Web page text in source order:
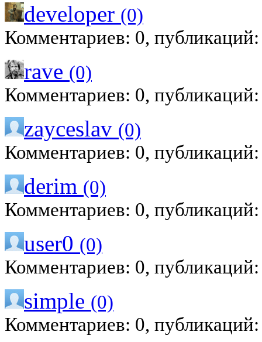
developer (0)
Комментариев: 0,
rave (0)
Комментариев: 0,
zayceslav (0)
Комментариев: 0,
derim (0)
Комментариев: 0,
user0 (0)
Комментариев: 0,
simple (0)
Комментариев: 0,